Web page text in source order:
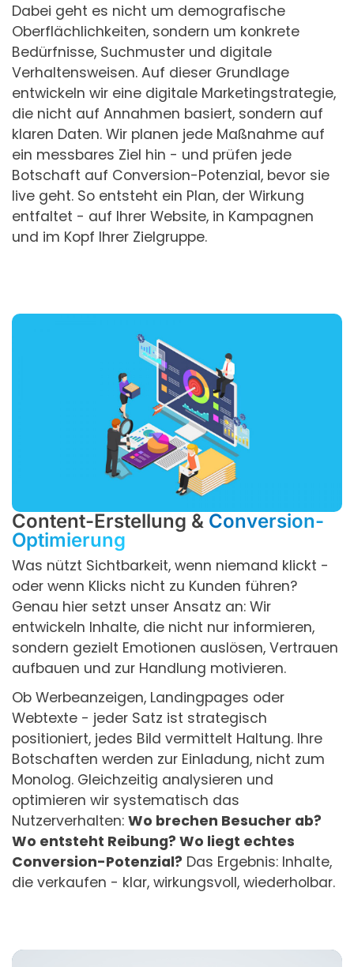
Dabei geht es nicht um demografische
Oberflächlichkeiten, sondern um konkrete
Bedürfnisse, Suchmuster und digitale
Verhaltensweisen. Auf dieser Grundlage
entwickeln wir eine digitale Marketingstrategie,
die nicht auf Annahmen basiert, sondern auf
klaren Daten. Wir planen jede Maßnahme auf
ein messbares Ziel hin - und prüfen jede
Botschaft auf Conversion-Potenzial, bevor sie
live geht. So entsteht ein Plan, der Wirkung
entfaltet - auf Ihrer Website, in Kampagnen
und im Kopf Ihrer Zielgruppe.
Content-Erstellung & Conversion-
Optimierung
Was nützt Sichtbarkeit, wenn niemand klickt -
oder wenn Klicks nicht zu Kunden führen?
Genau hier setzt unser Ansatz an: Wir
entwickeln Inhalte, die nicht nur informieren,
sondern gezielt Emotionen auslösen, Vertrauen
aufbauen und zur Handlung motivieren.
Ob Werbeanzeigen, Landingpages oder
Webtexte - jeder Satz ist strategisch
positioniert, jedes Bild vermittelt Haltung. Ihre
Botschaften werden zur Einladung, nicht zum
Monolog. Gleichzeitig analysieren und
optimieren wir systematisch das
Nutzerverhalten: Wo brechen Besucher ab?
Wo entsteht Reibung? Wo liegt echtes
Conversion-Potenzial? Das Ergebnis: Inhalte,
die verkaufen - klar, wirkungsvoll, wiederholbar.